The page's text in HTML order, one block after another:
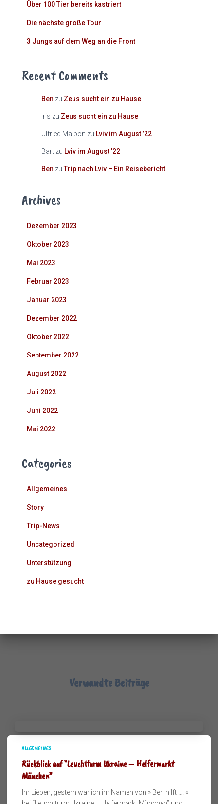
Über 100 Tier bereits kastriert
Die nächste große Tour
3 Jungs auf dem Weg an die Front
Recent Comments
Ben zu Zeus sucht ein zu Hause
Iris zu Zeus sucht ein zu Hause
Ulfried Maibon zu Lviv im August ’22
Bart zu Lviv im August ’22
Ben zuTrip nach Lviv – Ein Reisebericht
Archives
Dezember 2023
Oktober 2023
Mai 2023
Februar 2023
Januar 2023
Dezember 2022
Oktober 2022
September 2022
August 2022
Juli 2022
Juni 2022
Mai 2022
Categories
Allgemeines
Story
Trip-News
Uncategorized
Unterstützung
zu Hause gesucht
Verwandte Beiträge
ALLGEMEINES
Rückblick auf “Leuchtturm Ukraine – Helfermarkt
München”
Ihr Lieben, gestern war ich im Namen von » Ben hilft …! «